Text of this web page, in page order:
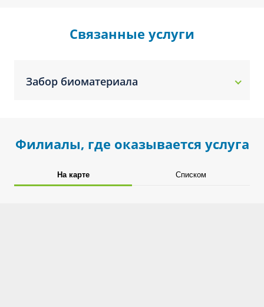
Связанные услуги
Забор биоматериала
Филиалы, где оказывается услуга
На карте Списком